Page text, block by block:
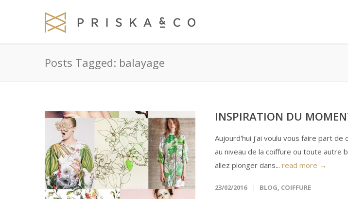
Posts Tagged: balayage
INSPIRATION DU
Aujourd'hui j'ai voulu vous faire part de
au niveau de la coiffure ou toute autre
allez plonger dans... read more →
23/02/2016 BLOG, COIFFURE